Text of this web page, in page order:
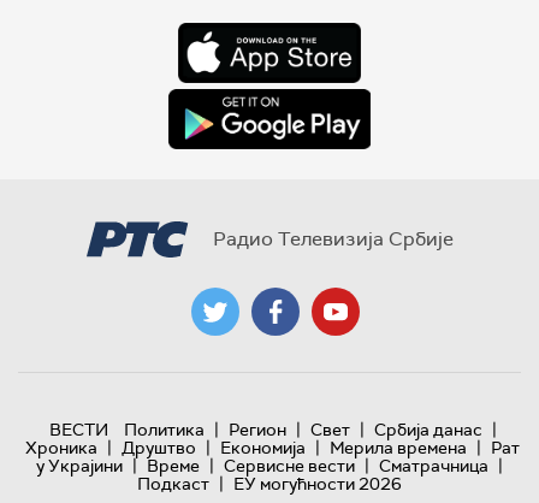
Радио Телевизија Србије
ВЕСТИ Политика | Регион | Свет | Србија данас |
Хроника | Друштво | Економија | Мерила времена | Рат
у Украјини | Време | Сервисне вести | Сматрачница |
Подкаст | ЕУ могућности 2026